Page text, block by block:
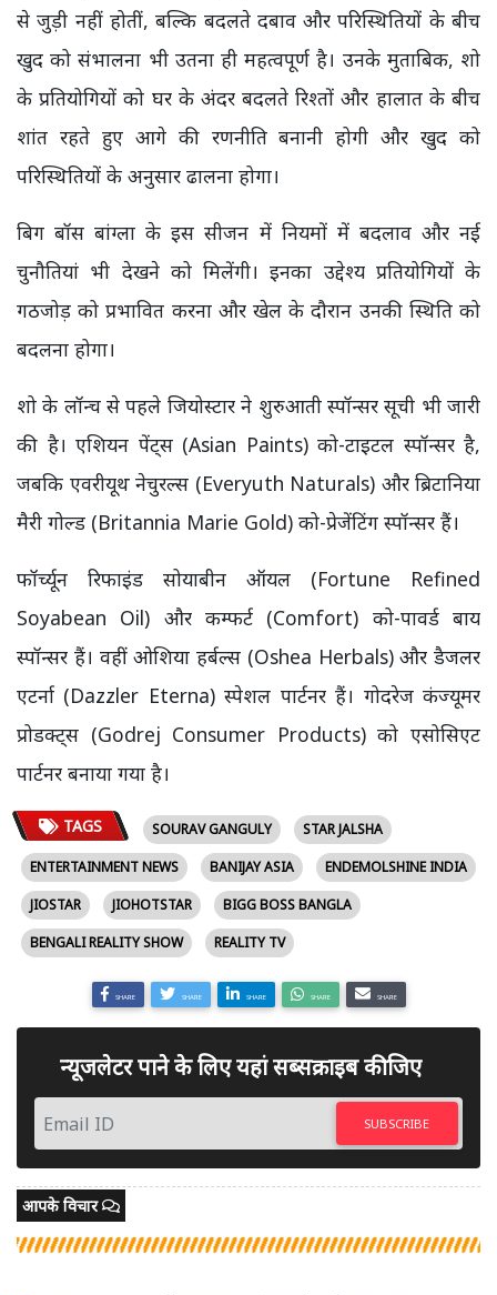
से जुड़ी नहीं होतीं, बल्कि बदलते दबाव और परिस्थितियों के बीच
खुद को संभालना भी उतना ही महत्वपूर्ण है। उनके मुताबिक, शो
के प्रतियोगियों को घर के अंदर बदलते रिश्तों और हालात के बीच
शांत रहते हुए आगे की रणनीति बनानी होगी और खुद को
परिस्थितियों के अनुसार ढालना होगा।
बिग बॉस बांग्ला के इस सीजन में नियमों में बदलाव और नई
चुनौतियां भी देखने को मिलेंगी। इनका उद्देश्य प्रतियोगियों के
गठजोड़ को प्रभावित करना और खेल के दौरान उनकी स्थिति को
बदलना होगा।
शो के लॉन्च से पहले जियोस्टार ने शुरुआती स्पॉन्सर सूची भी जारी
की है। एशियन पेंट्स (Asian Paints) को-टाइटल स्पॉन्सर है,
जबकि एवरीयूथ नेचुरल्स (Everyuth Naturals) और ब्रिटानिया
मैरी गोल्ड (Britannia Marie Gold) को-प्रेजेंटिंग स्पॉन्सर हैं।
फॉर्च्यून रिफाइंड सोयाबीन ऑयल (Fortune Refined
Soyabean Oil) और कम्फर्ट (Comfort) को-पावर्ड बाय
स्पॉन्सर हैं। वहीं ओशिया हर्बल्स (Oshea Herbals) और डैजलर
एटर्ना (Dazzler Eterna) स्पेशल पार्टनर हैं। गोदरेज कंज्यूमर
प्रोडक्ट्स (Godrej Consumer Products) को एसोसिएट
पार्टनर बनाया गया है।
TAGS SOURAV GANGULY
STAR JALSHA
ENTERTAINMENT NEWS
BANIJAY ASIA
ENDEMOLSHINE INDIA
JIOSTAR
JIOHOTSTAR
BIGG BOSS BANGLA
BENGALI REALITY SHOW
REALITY TV
SHARE SHARE SHARE SHARE SHARE
न्यूजलेटर पाने के लिए यहां सब्सक्राइब कीजिए
SUBSCRIBE
आपके विचार